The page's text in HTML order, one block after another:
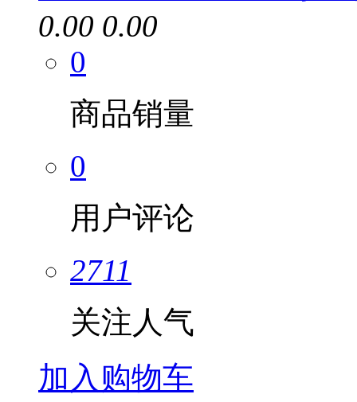
0.00 0.00
0
商品销量
0
用户评论
2711
关注人气
加入购物车